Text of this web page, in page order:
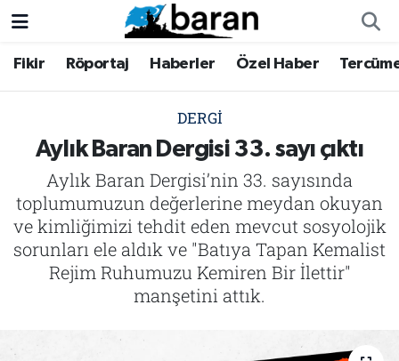
Fikir Röportaj Haberler Özel Haber
DERGI
Aylık Baran Dergisi 33. sayı çıktı
Aylık Baran Dergisi’nin 33. sayısında
toplumumuzun değerlerine meydan okuyan
ve kimliğimizi tehdit eden mevcut sosyolojik
sorunları ele aldık ve "Batıya Tapan Kemalist
Rejim Ruhumuzu Kemiren Bir İlettir"
manşetini attık.
Fikir
Haberler
Özel Haber
Tercüme
Büyük Doğu-İbda
Fikir
Haberler
Özel Haber
Tercüme
Büyük Doğu-İbda
Nöbetçi Eczaneler
Trafik Durumu
Süper Lig Puan Durumu ve Fikstür
Tüm Manşetler
Son Dakika Haberleri
Haber Arşivi